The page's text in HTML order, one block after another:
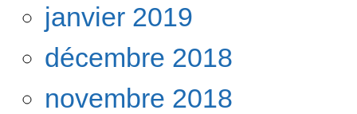
janvier 2019
décembre 2018
novembre 2018